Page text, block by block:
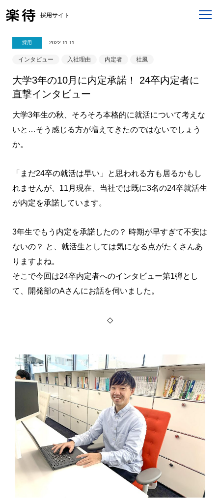
採用サイト
採用 2022.11.11
インタビュー 入社理由 内定者 社風
大学3年の10月に内定承諾！ 24卒内定者に
直撃インタビュー
大学3年生の秋、そろそろ本格的に就活について考えな
いと…そう感じる方が増えてきたのではないでしょう
か。
「まだ24卒の就活は早い」と思われる方も居るかもし
れませんが、11月現在、当社では既に3名の24卒就活生
が内定を承諾しています。
3年生でもう内定を承諾したの？ 時期が早すぎて不安は
ないの？ と、就活生としては気になる点がたくさんあ
りますよね。
そこで今回は24卒内定者へのインタビュー第1弾とし
て、開発部のAさんにお話を伺いました。
◇